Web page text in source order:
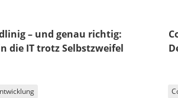
– und genau richtig:
die IT trotz Selbstzweifel